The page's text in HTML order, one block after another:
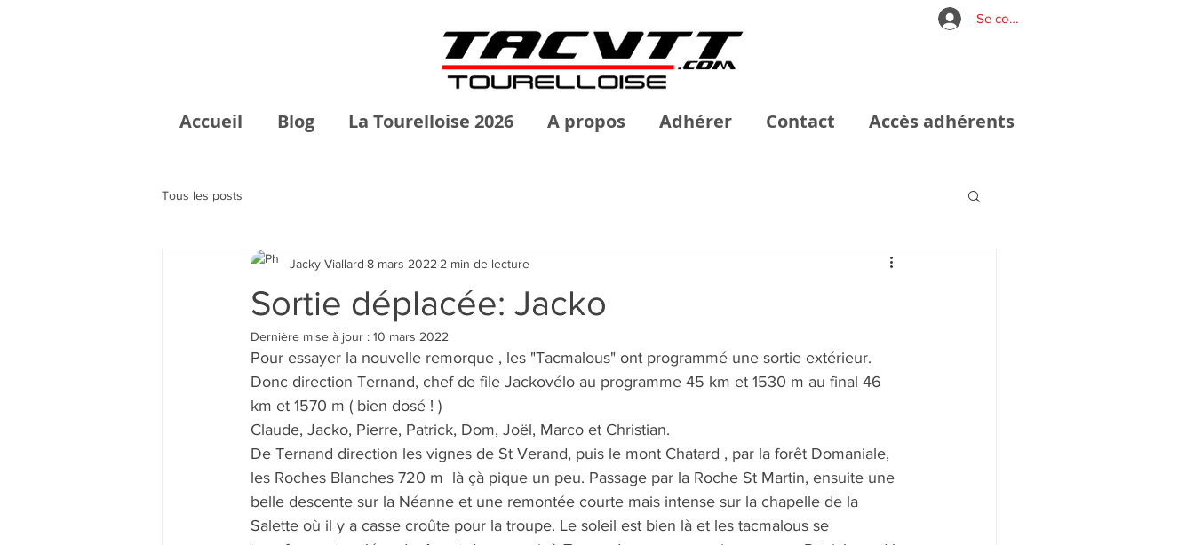
Se connecter
Accueil Blog La Tourelloise 2026 A propos Adhérer Contact Accès adhérents
Tous les posts
Sortie déplacée: Jacko
Jacky Viallard 8 mars 2022 2 min de lecture
Dernière mise à jour : 10 mars 2022
Pour essayer la nouvelle remorque , les "Tacmalous" ont programmé une sortie extérieur.
Donc direction Ternand, chef de file Jackovélo au programme 45 km et 1530 m au final 46
km et 1570 m ( bien dosé ! )
Claude, Jacko, Pierre, Patrick, Dom, Joël, Marco et Christian.
De Ternand direction les vignes de St Verand, puis le mont Chatard , par la forêt Domaniale,
les Roches Blanches 720 m  là çà pique un peu. Passage par la Roche St Martin, ensuite une
belle descente sur la Néanne et une remontée courte mais intense sur la chapelle de la
Salette où il y a casse croûte pour la troupe. Le soleil est bien là et les tacmalous se